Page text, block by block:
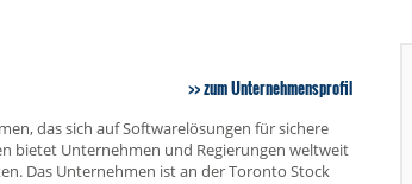
zum Unternehmensprofil
das sich auf Softwarelösungen für sichere
bietet Unternehmen und Regierungen weltweit
Das Unternehmen ist an der Toronto Stock